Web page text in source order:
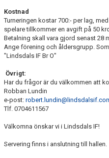
Kostnad
Turneringen kostar 700:- per lag,
spelare tillkommer en avgift på 50
Betalning skall vara gjord senast 28
Ange förening och åldersgrupp.
"Lindsdals IF Br O"
Övrigt:
Har du frågor är du välkommen att
Robban Lundin
e-post:
Tlf. 0704611567
Välkomna önskar vi i Lindsdals IF!
Servering finns i anslutning till hallen.